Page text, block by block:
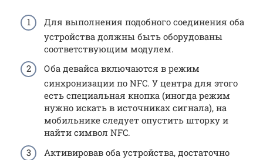
Для выполнения подобного соединения оба
устройства должны быть оборудованы
соответствующим модулем.
Оба девайса включаются в режим
синхронизации по NFC. У центра для этого
есть специальная кнопка (иногда режим
нужно искать в источниках сигнала), на
мобильнике следует опустить шторку и
найти символ NFC.
Активировав оба устройства, достаточно